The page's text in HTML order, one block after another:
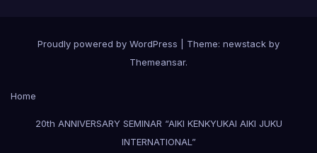
Proudly powered by WordPress
Theme: newstack by
Themeansar.
Home
20th ANNIVERSARY SEMINAR “AIKI KENKYUKAI AIKI JUKU
INTERNATIONAL”